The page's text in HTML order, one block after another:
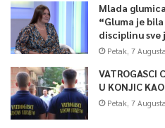
Mlada
“Gluma je
disciplinu sve
Petak, 7
VATROGASCI
U KONJIC
Petak, 7